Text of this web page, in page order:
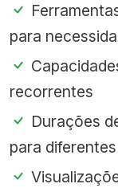
para
recorrentes
Durações
para